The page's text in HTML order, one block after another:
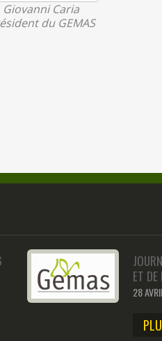
Giovanni Caria
du GEMAS
ET DE
28